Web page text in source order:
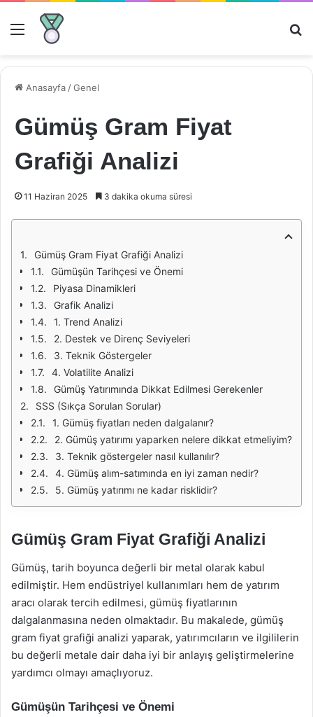
Menü
Anasayfa /Genel
Gümüş Gram Fiyat
Grafiği Analizi
11 Haziran 2025 3 dakika okuma süresi
Gümüş Gram Fiyat Grafiği Analizi
Gümüşün Tarihçesi ve Önemi
Piyasa Dinamikleri
Grafik Analizi
1. Trend Analizi
2. Destek ve Direnç Seviyeleri
3. Teknik Göstergeler
4. Volatilite Analizi
Gümüş Yatırımında Dikkat Edilmesi Gerekenler
SSS (Sıkça Sorulan Sorular)
1. Gümüş fiyatları neden dalgalanır?
2. Gümüş yatırımı yaparken nelere dikkat etmeliyim?
3. Teknik göstergeler nasıl kullanılır?
4. Gümüş alım-satımında en iyi zaman nedir?
5. Gümüş yatırımı ne kadar risklidir?
Gümüş Gram Fiyat Grafiği Analizi
Gümüş, tarih boyunca değerli bir metal olarak kabul
edilmiştir. Hem endüstriyel kullanımları hem de yatırım
aracı olarak tercih edilmesi, gümüş fiyatlarının
dalgalanmasına neden olmaktadır. Bu makalede, gümüş
gram fiyat grafiği analizi yaparak, yatırımcıların ve ilgililerin
bu değerli metale dair daha iyi bir anlayış geliştirmelerine
yardımcı olmayı amaçlıyoruz.
Gümüşün Tarihçesi ve Önemi